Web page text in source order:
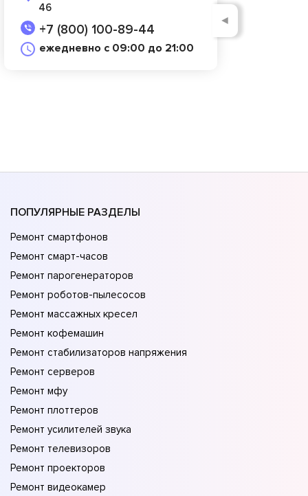
46
+7 (800) 100-89-44
ежедневно с 09:00 до 21:00
◄
ПОПУЛЯРНЫЕ РАЗДЕЛЫ
Ремонт смартфонов
Ремонт смарт-часов
Ремонт парогенераторов
Ремонт роботов-пылесосов
Ремонт массажных кресел
Ремонт кофемашин
Ремонт стабилизаторов напряжения
Ремонт серверов
Ремонт мфу
Ремонт плоттеров
Ремонт усилителей звука
Ремонт телевизоров
Ремонт проекторов
Ремонт видеокамер